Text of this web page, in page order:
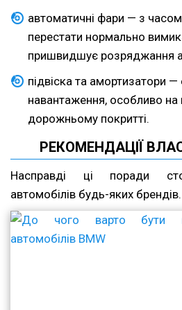
автоматичні фари — з
перестати нормально
пришвидшує розряджання
підвіска та амортизатори
навантаження, особливо на
дорожньому покритті.
РЕКОМЕНДАЦІЇ
Насправді ці поради
автомобілів будь-яких брендів.